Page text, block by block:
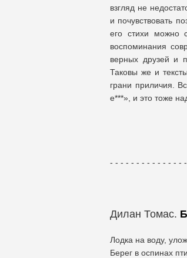
взгляд не
и почувствовать
его стихи можно
воспоминания
верных друзей и
Таковы же и
грани приличия.
е***», и это тоже
- - - - - - - - - - - - - -
Дилан Томас.
Лодка на воду,
Берег в оспинах